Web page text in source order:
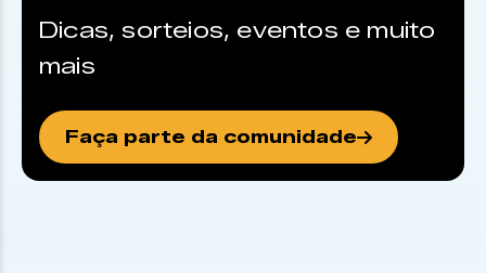
Dicas, sorteios, eventos e muito
mais
Faça parte da comunidade